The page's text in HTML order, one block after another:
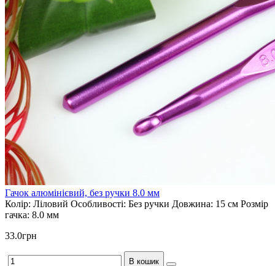
Гачок алюмінієвий, без ручки 8.0 мм
Колір: Ліловий Особливості: Без ручки Довжина: 15 см Розмір
гачка: 8.0 мм
33.0грн
В кошик